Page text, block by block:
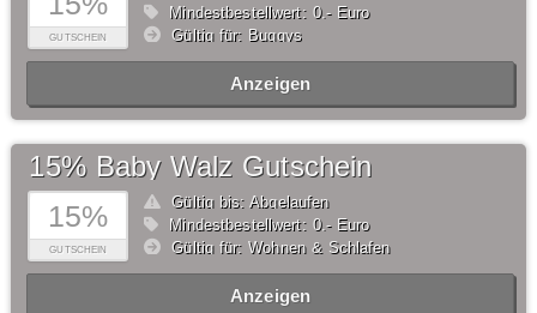
GUTSCHEIN
Mindestbestellwert: 0,- Euro
Gültig für: Buggys
Anzeigen
15%
GUTSCHEIN
15% Baby Walz Gutschein
Gültig bis: Abgelaufen
Mindestbestellwert: 0,- Euro
Gültig für: Wohnen & Schlafen
Anzeigen